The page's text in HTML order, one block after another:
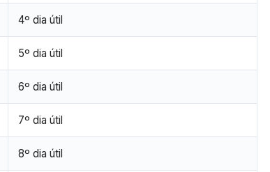
4º dia útil
5º dia útil
6º dia útil
7º dia útil
8º dia útil